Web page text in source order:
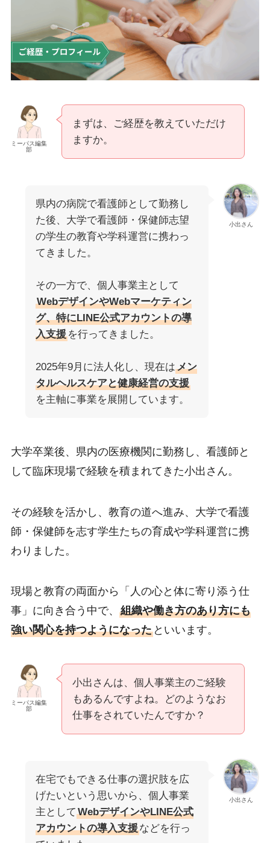
ミーパス編集
部
まずは、ご経歴を教えていただけ
ますか。
小出さん
県内の病院で看護師として勤務し
た後、大学で看護師・保健師志望
の学生の教育や学科運営に携わっ
てきました。
その一方で、個人事業主として
WebデザインやWebマーケティン
グ、特にLINE公式アカウントの導
入支援を行ってきました。
2025年9月に法人化し、現在はメン
タルヘルスケアと健康経営の支援
を主軸に事業を展開しています。
大学卒業後、県内の医療機関に勤務し、看護師と
して臨床現場で経験を積まれてきた小出さん。
その経験を活かし、教育の道へ進み、大学で看護
師・保健師を志す学生たちの育成や学科運営に携
わりました。
現場と教育の両面から「人の心と体に寄り添う仕
事」に向き合う中で、 組織や働き方のあり方にも
強い関心を持つようになったといいます。
ミーパス編集
部
小出さんは、個人事業主のご経験
もあるんですよね。どのようなお
仕事をされていたんですか？
小出さん
在宅でもできる仕事の選択肢を広
げたいという思いから、個人事業
主として WebデザインやLINE公式
アカウントの導入支援などを行っ